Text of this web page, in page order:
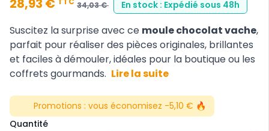
34,03 € En stock : Expédié sous 48h
Suscitez la surprise avec ce moule chocolat vache,
parfait pour réaliser des pièces originales, brillantes
et faciles à démouler, idéales pour la boutique ou les
coffrets gourmands. Lire la suite
Promotions : vous économisez -5,10 € 🔥
Quantité